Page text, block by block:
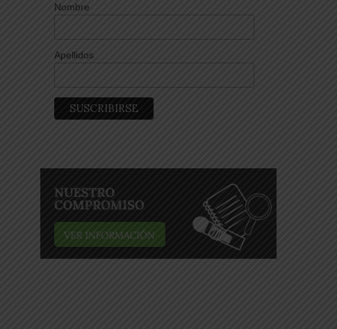
Nombre
Apellidos